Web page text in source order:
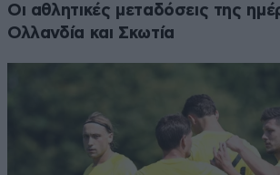
Οι αθλητικές μεταδόσεις της
Ολλανδία και Σκωτία